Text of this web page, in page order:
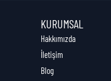
KURUMSAL
Hakkımızda
İletişim
Blog